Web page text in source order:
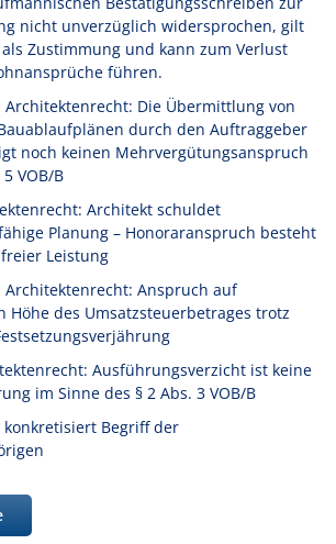
nicht unverzüglich widersprochen, gilt
Zustimmung und kann zum Verlust
führen.
Architektenrecht: Die Übermittlung von
durch den Auftraggeber
noch keinen Mehrvergütungsanspruch
VOB/B
Architekt schuldet
Planung – Honoraranspruch besteht
Leistung
Architektenrecht: Anspruch auf
Höhe des Umsatzsteuerbetrages trotz
Ausführungsverzicht ist keine
im Sinne des § 2 Abs. 3 VOB/B
konkretisiert Begriff der